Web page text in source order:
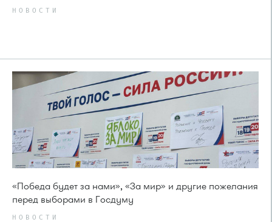
НОВОСТИ
«Победа будет за нами», «За мир» и другие пожелания
перед выборами в Госдуму
НОВОСТИ